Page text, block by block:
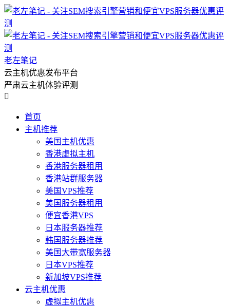
老左笔记
云主机优惠发布平台
严肃云主机体验评测

首页
主机推荐
美国主机优惠
香港虚拟主机
香港服务器租用
香港站群服务器
美国VPS推荐
美国服务器租用
便宜香港VPS
日本服务器推荐
韩国服务器推荐
美国大带宽服务器
日本VPS推荐
新加坡VPS推荐
云主机优惠
虚拟主机优惠